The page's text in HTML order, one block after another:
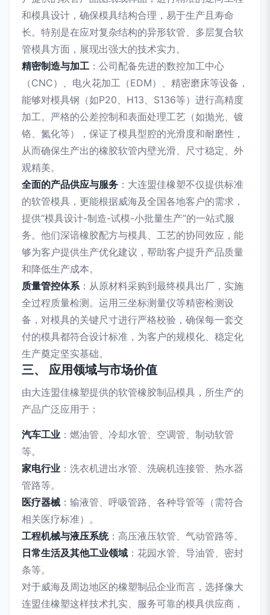
和模具设计，确保模具结构合理，易于生产且寿命
长。特别是在应对复杂结构的异形软管、多层复合软
管模具方面，展现出强大的技术实力。
精密制造与加工 ：公司配备先进的数控加工中心
（CNC）、电火花加工（EDM）、精密磨床等设备，
能够对模具钢（如P20、H13、S136等）进行高精度
加工。严格的公差控制和表面处理工艺（如抛光、镀
铬、氮化等），保证了模具型腔的光滑度和耐磨性，
从而确保生产出的橡胶软管内壁光滑、尺寸稳定、外
观精美。
全面的产品供应与服务 ：大连盟佳橡塑不仅提供标准
的软管模具，更能根据威海及全国各地客户的需求，
提供“模具设计-制造-试模-小批量生产”的一站式服
务。他们深谙橡胶配方与模具、工艺的协同效应，能
够为客户提供生产优化建议，帮助客户提升产品质量
和降低生产成本。
质量管控体系：从原材料采购到最终模具出厂，实施
全过程质量检测。运用三坐标测量仪等精密检测设
备，对模具的关键尺寸进行严格校验，确保每一套交
付的模具都符合设计标准，为客户的规模化、稳定化
生产奠定坚实基础。
三、 应用领域与市场价值
由大连盟佳橡塑提供的软管橡胶制品模具，所生产的
产品广泛应用于：
汽车工业 ：燃油管、冷却水管、空调管、制动软管
等。
家电行业 ：洗衣机进出水管、洗碗机连接管、热水器
管路等。
医疗器械 ：输液管、呼吸管路、各种导管等（需符合
相关医疗标准）。
工程机械与液压系统：高压液压软管、气动管路等。
日常生活及其他工业领域 ：花园水管、导油管、密封
条等。
对于威海及周边地区的橡塑制品企业而言，选择像大
连盟佳橡塑这样技术扎实、服务可靠的模具供应商，